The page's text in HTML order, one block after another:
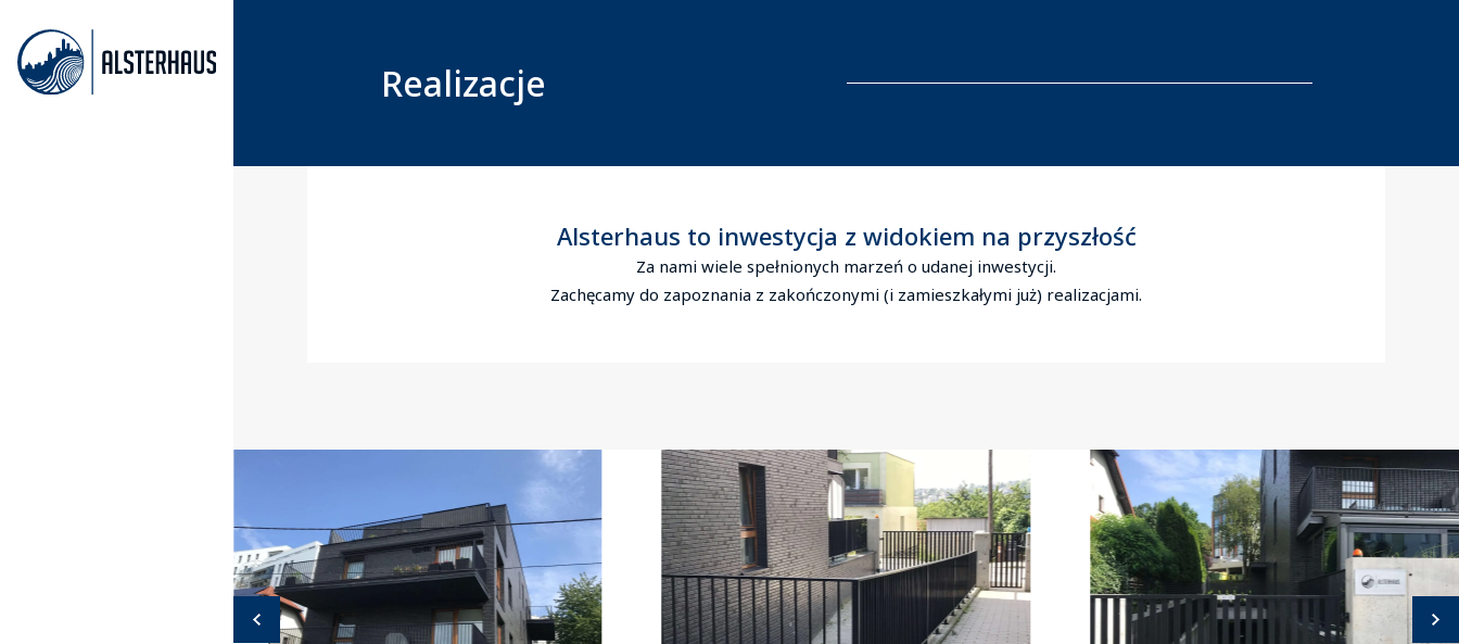
Realizacje
Alsterhaus to inwestycja z widokiem na przyszłość
Za nami wiele spełnionych marzeń o udanej inwestycji.
Zachęcamy do zapoznania z zakończonymi (i zamieszkałymi już) realizacjami.